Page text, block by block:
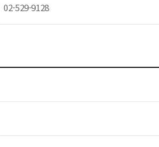
02-529-9128